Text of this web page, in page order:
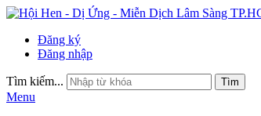
Đăng ký
Đăng nhập
Tìm kiếm... Tìm
Menu